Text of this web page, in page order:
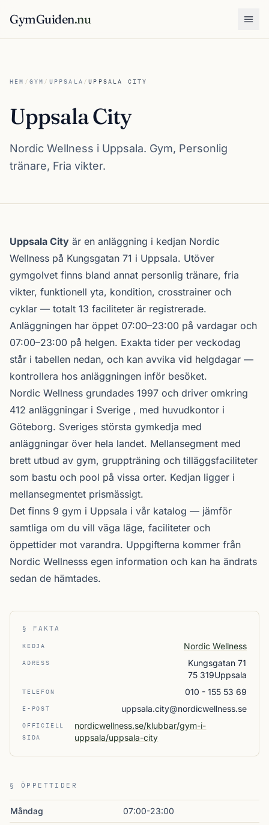
GymGuiden.nu
HEM / GYM / UPPSALA /UPPSALA CITY
Uppsala City
Nordic Wellness i Uppsala. Gym, Personlig
tränare, Fria vikter.
Om Uppsala City
Uppsala City är en anläggning i kedjan Nordic
Wellness på Kungsgatan 71 i Uppsala. Utöver
gymgolvet finns bland annat personlig tränare, fria
vikter, funktionell yta, kondition, crosstrainer och
cyklar — totalt 13 faciliteter är registrerade.
Anläggningen har öppet 07:00–23:00 på vardagar och
07:00–23:00 på helgen. Exakta tider per veckodag
står i tabellen nedan, och kan avvika vid helgdagar —
kontrollera hos anläggningen inför besöket.
Nordic Wellness grundades 1997 och driver omkring
412 anläggningar i Sverige , med huvudkontor i
Göteborg. Sveriges största gymkedja med
anläggningar över hela landet. Mellansegment med
brett utbud av gym, gruppträning och tilläggsfaciliteter
som bastu och pool på vissa orter. Kedjan ligger i
mellansegmentet prismässigt.
Det finns 9 gym i Uppsala i vår katalog — jämför
samtliga om du vill väga läge, faciliteter och
öppettider mot varandra. Uppgifterna kommer från
Nordic Wellnesss egen information och kan ha ändrats
sedan de hämtades.
§ FAKTA
KEDJA Nordic Wellness
ADRESS
Kungsgatan 71
75 319Uppsala
TELEFON 010 - 155 53 69
E-POST uppsala.city@nordicwellness.se
OFFICIELL
SIDA
nordicwellness.se/klubbar/gym-i-
uppsala/uppsala-city
§ ÖPPETTIDER
Måndag 07:00-23:00